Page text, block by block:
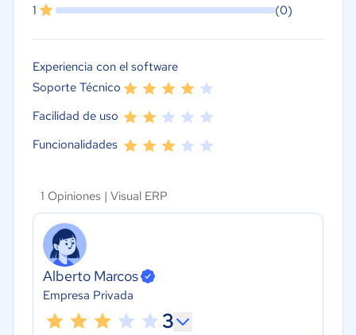
1
(0)
Experiencia con el software
Soporte Técnico
Facilidad de uso
Funcionalidades
1 Opiniones | Visual ERP
Alberto Marcos
Empresa Privada
3